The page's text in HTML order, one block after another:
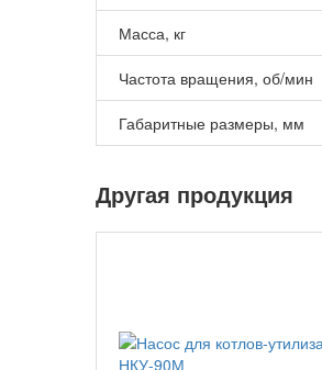
Масса, кг
Частота вращения, об/мин
Габаритные размеры, мм
Другая продукция